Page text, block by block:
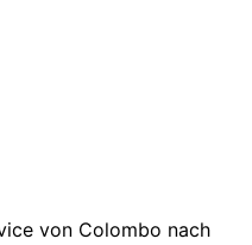
von Colombo nach